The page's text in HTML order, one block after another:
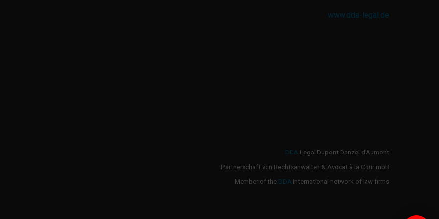
www.dda-legal.de
DDA Legal Dupont Danzel d’Aumont
Partnerschaft von Rechtsanwälten & Avocat à la Cour mbB
Member of the DDA international network of law firms